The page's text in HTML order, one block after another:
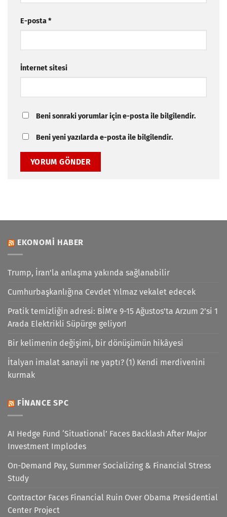
E-posta*
İnternet sitesi
Beni sonraki yorumlar için e-posta ile bilgilendir.
Beni yeni yazılarda e-posta ile bilgilendir.
EKONOMI HABER
Trump, İran'la anlaşma yakında sağlanabilir
Cumhurbaşkanlığına Cevdet Yılmaz vekalet edecek
Pratik temizliğin adresi: BİM’e 9-15 Ağustos’ta Arzum 2’si 1
Arada Elektrikli Süpürge geliyor!
Bir kelimenin değişimi, bir dönüşümün hikâyesi
İtalyan imalat sanayii ne yaptı? (1) Kendi merdivenini
kurmak
FINANCE SPC
AI Hedge Fund ‘Situational’ Faces Backlash After Major
Investment Implodes
On-Demand Pay, Summer Socializing & Financial Stress
Study
Contractor Faces Financial Ruin Over Obama Presidential
Center Project